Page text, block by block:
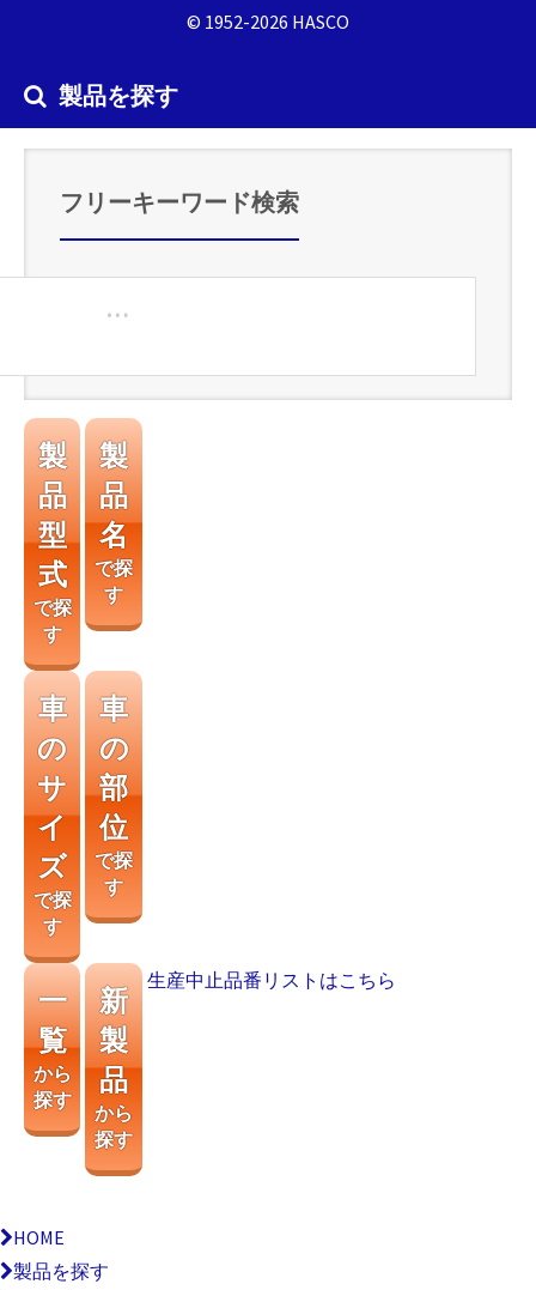
© 1952-2026 HASCO
製品を探す
フリーキーワード検索
製
品
型
式
で探
す
製
品
名
で探
す
車
の
サ
イ
ズ
で探
す
車
の
部
位
で探
す
一
覧
から
探す
新
製
品
から
探す
生産中止品番リストはこちら
HOME
製品を探す